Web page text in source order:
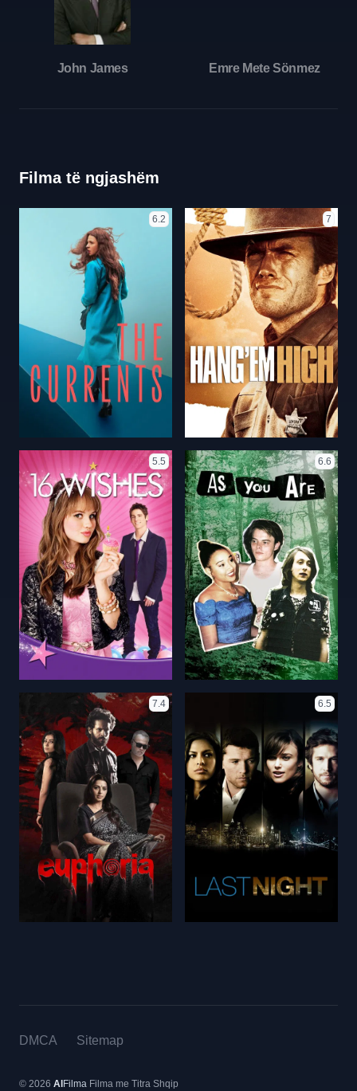
John James Emre Mete Sönmez
Filma të ngjashëm
6.2 7
5.5 6.6
7.4 6.5
DMCA Sitemap
© 2026 AlFilma Filma me Titra Shqip